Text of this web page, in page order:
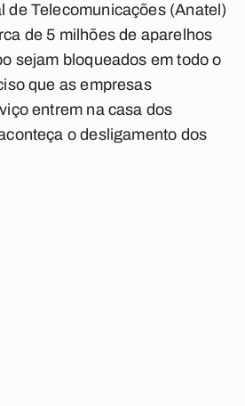
de Telecomunicações (Anatel)
de 5 milhões de aparelhos
sejam bloqueados em todo o
que as empresas
entrem na casa dos
o desligamento dos